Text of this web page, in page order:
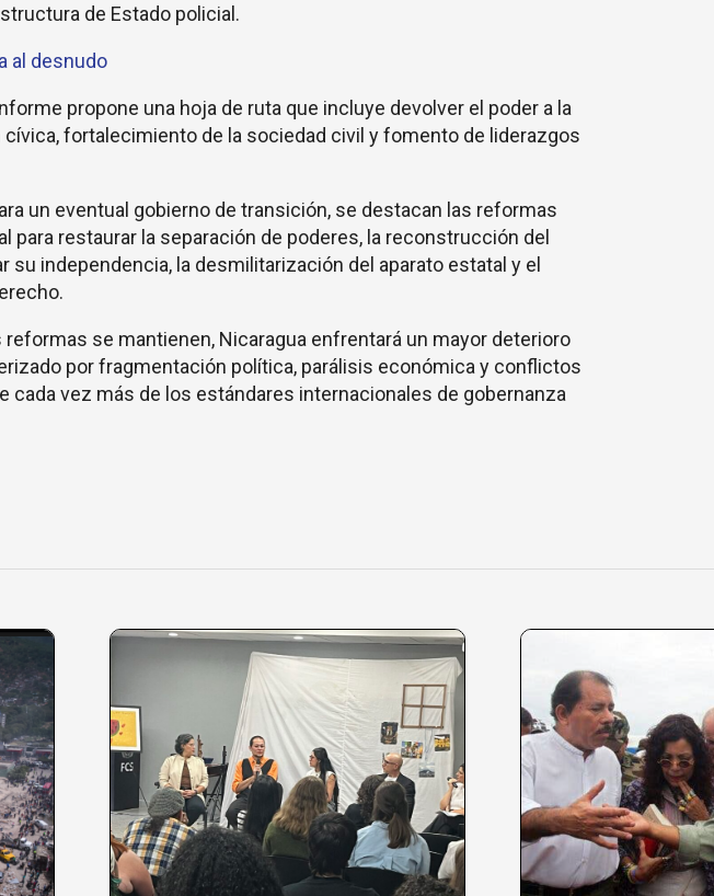
de Estado policial.
al desnudo
propone una hoja de ruta que incluye devolver el poder a la
fortalecimiento de la sociedad civil y fomento de liderazgos
un eventual gobierno de transición, se destacan las reformas
para restaurar la separación de poderes, la reconstrucción del
su independencia, la desmilitarización del aparato estatal y el
reformas se mantienen, Nicaragua enfrentará un mayor deterioro
por fragmentación política, parálisis económica y conflictos
cada vez más de los estándares internacionales de gobernanza